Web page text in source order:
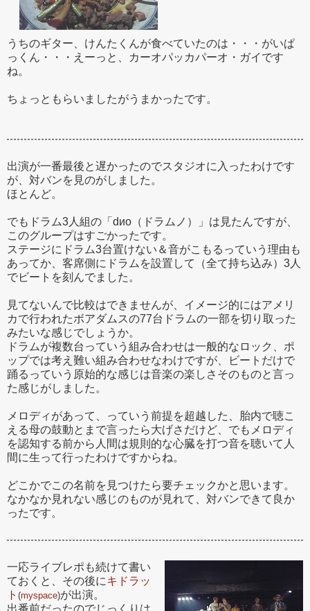
うちのギター、けんたくんが食べていたのは・・・がいぱ
っくん・・・えーっと、カーオパッカパーオ・ガイです
ね。
ちょっともらいましたがうまかったです。
出演が一番最後と遅かったのでスタジオに入ったわけです
が、対バンを見のがしました。
ほとんど。
でもドラム3人組の「dиo（ドラムノ）」は見たんですが、
このグループはすごかったです。
ステージにドラム3台置けない＆音がこもるっていう理由も
あってか、客席側にドラムを設置して（全て持ち込み）3人
でビートを刻んでました。
見てないんで比較はできませんが、イメージ的にはアメリ
カで行われたボアダムスの77台ドラムの一部を切り取った
みたいな感じでしょうか。
ドラムが複数台っていう組み合わせは一般的なロック、ポ
ップでは考え難い組み合わせなわけですが、ビートだけで
踊るっていう原始的な感じは音楽の楽しさそのものと言っ
た感じがしました。
メロディがあって、っていう前提を超越した、胎内で聴こ
える母の鼓動とまで言ったら大げさだけど、でもメロディ
を認知する前から人間は規則的な心臓を打つ音を聴いて人
間に生って行ったわけですからね。
どこかでこの名前を見つけたら要チェックかと思います。
なかなか見れない感じのものが見れて、対バンできて良か
ったです。
一応ライブレポも続けて書い
ておくと、その後にキドラッ
ト (myspace)が出演。